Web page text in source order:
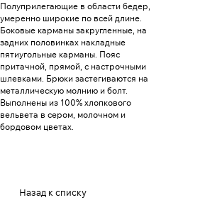
Полуприлегающие в области бедер,
умеренно широкие по всей длине.
Боковые карманы закругленные, на
задних половинках накладные
пятиугольные карманы. Пояс
притачной, прямой, с настрочными
шлевками. Брюки застегиваются на
металлическую молнию и болт.
Выполнены из 100% хлопкового
вельвета в сером, молочном и
бордовом цветах.
Назад к списку